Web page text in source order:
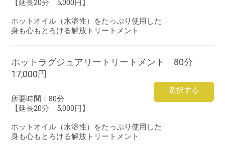
【延長20分 5,000円】
ホットオイル（水溶性）をたっぷり使用した
身も心もとろける解放トリートメント
ホットラグジュアリートリートメント 80分
17,000円
選択する
所要時間：80分
【延長20分 5,000円】
ホットオイル（水溶性）をたっぷり使用した
身も心もとろける解放トリートメント